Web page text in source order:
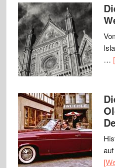
…